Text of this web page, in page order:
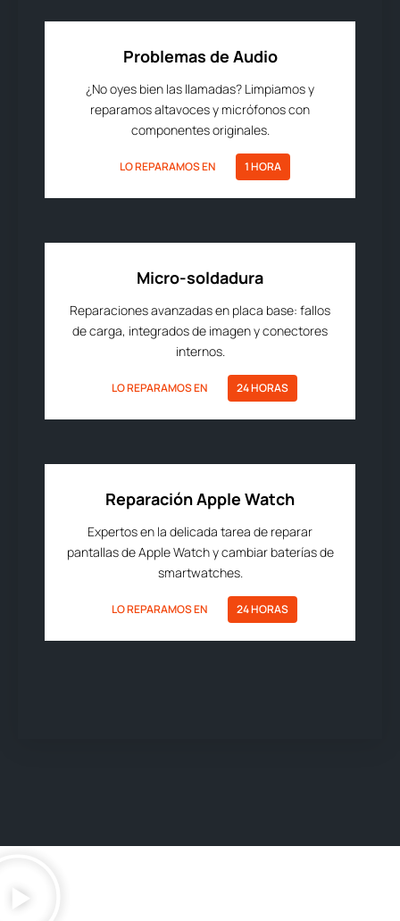
Problemas de Audio
¿No oyes bien las llamadas? Limpiamos y
reparamos altavoces y micrófonos con
componentes originales.
LO REPARAMOS EN 1 HORA
Micro-soldadura
Reparaciones avanzadas en placa base: fallos
de carga, integrados de imagen y conectores
internos.
LO REPARAMOS EN 24 HORAS
Reparación Apple Watch
Expertos en la delicada tarea de reparar
pantallas de Apple Watch y cambiar baterías de
smartwatches.
LO REPARAMOS EN 24 HORAS